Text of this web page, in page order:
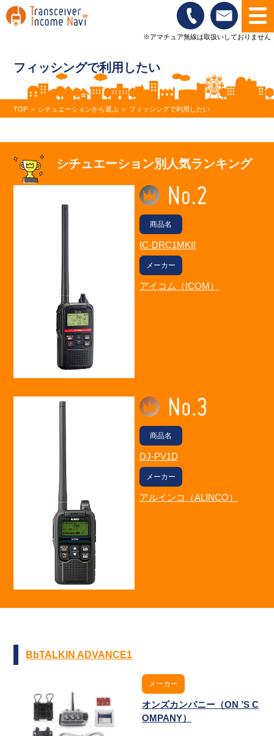
※アマチュア無線は取扱いしておりません
フィッシングで利用したい
TOP ＞ シチュエーションから選ぶ ＞ フィッシングで利用したい
シチュエーション別 人気ランキング
商品名
IC-DRC1MKII
メーカー
アイコム（ICOM）
商品名
DJ-PV1D
メーカー
アルインコ（ALINCO）
BbTALKIN ADVANCE1
メーカー
オンズカンパニー（ON ’S C
OMPANY）